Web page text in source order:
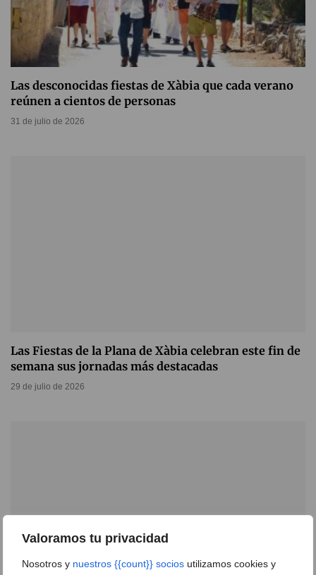
Valoramos tu privacidad
Nosotros y nuestros {{count}} socios utilizamos cookies y
Las desconocidas fiestas de Xàbia que cada verano
reúnen a cientos de personas
31 de julio de 2026
Las Fiestas de la Plana de Xàbia celebran este fin de
semana sus jornadas más destacadas
29 de julio de 2026